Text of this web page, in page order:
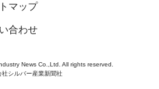
マップ
合わせ
News Co.,Ltd. All rights reserved.
社シルバー産業新聞社